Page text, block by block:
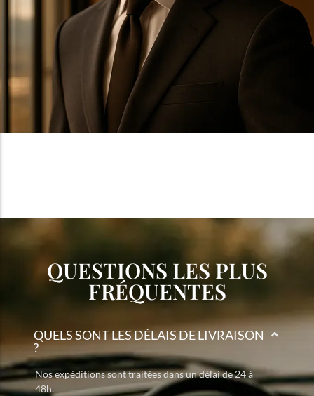
QUESTIONS LES PLUS
FRÉQUENTES
QUELS SONT LES DÉLAIS DE LIVRAISON
?
Nos expéditions sont traitées dans un délai de 24 à
48h.